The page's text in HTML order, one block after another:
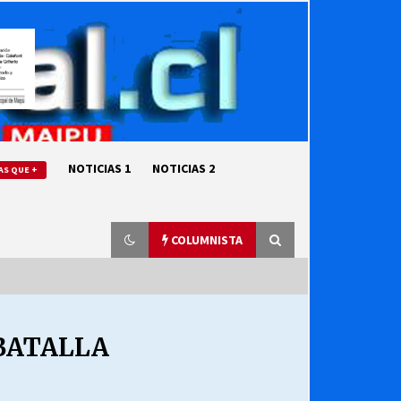
QUE + NOTICIAS 1 NOTICIAS 2
COLUMNISTA
“ORGULLOSOS DE SER DC” SALUDA
EL CUMPLEAÑOS 69